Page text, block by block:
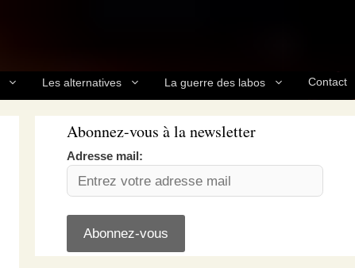
Les alternatives La guerre des labos Contact
Abonnez-vous à la newsletter
Adresse mail: